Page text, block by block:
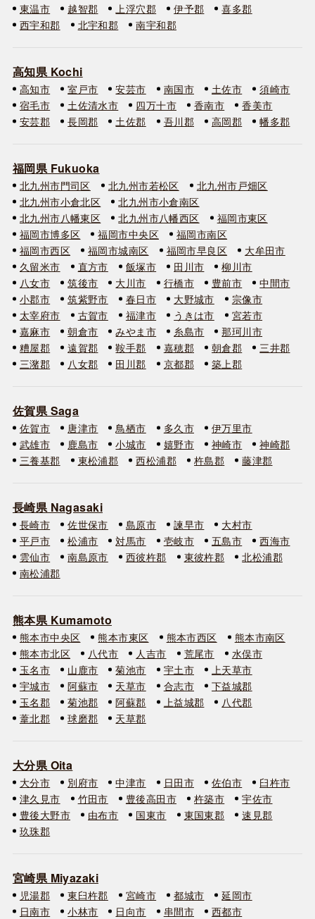
東温市
越智郡 上浮穴郡 伊予郡
喜多郡
西宇和郡
北宇和郡 南宇和郡
高知県 Kochi
高知市 室戸市 安芸市 南国市 土佐市
須崎市
宿毛市
土佐清水市 四万十市 香南市
香美市
安芸郡
長岡郡 土佐郡 吾川郡 高岡郡 幡多郡
福岡県 Fukuoka
北九州市門司区 北九州市若松区
北九州市戸畑区
北九州市小倉北区
北九州市小倉南区
北九州市八幡東区
北九州市八幡西区
福岡市東区
福岡市博多区
福岡市中央区
福岡市南区
福岡市西区
福岡市城南区 福岡市早良区
大牟田市
久留米市
直方市 飯塚市 田川市
柳川市
八女市
筑後市 大川市 行橋市 豊前市
中間市
小郡市
筑紫野市 春日市 大野城市
宗像市
太宰府市
古賀市 福津市 うきは市
宮若市
嘉麻市
朝倉市 みやま市 糸島市
那珂川市
糟屋郡
遠賀郡 鞍手郡 嘉穂郡 朝倉郡
三井郡
三潴郡
八女郡 田川郡 京都郡 築上郡
佐賀県 Saga
佐賀市 唐津市 鳥栖市 多久市
伊万里市
武雄市
鹿島市 小城市 嬉野市 神崎市
神崎郡
三養基郡
東松浦郡 西松浦郡 杵島郡 藤津郡
長崎県 Nagasaki
長崎市 佐世保市 島原市 諫早市
大村市
平戸市
松浦市 対馬市 壱岐市 五島市
西海市
雲仙市
南島原市 西彼杵郡 東彼杵郡
北松浦郡
南松浦郡
熊本県 Kumamoto
熊本市中央区 熊本市東区 熊本市西区
熊本市南区
熊本市北区
八代市 人吉市 荒尾市
水俣市
玉名市
山鹿市 菊池市 宇土市
上天草市
宇城市
阿蘇市 天草市 合志市
下益城郡
玉名郡
菊池郡 阿蘇郡 上益城郡
八代郡
葦北郡
球磨郡 天草郡
大分県 Oita
大分市 別府市 中津市 日田市 佐伯市
臼杵市
津久見市
竹田市 豊後高田市 杵築市
宇佐市
豊後大野市
由布市 国東市 東国東郡
速見郡
玖珠郡
宮崎県 Miyazaki
児湯郡 東臼杵郡 宮崎市 都城市
延岡市
日南市
小林市 日向市 串間市
西都市